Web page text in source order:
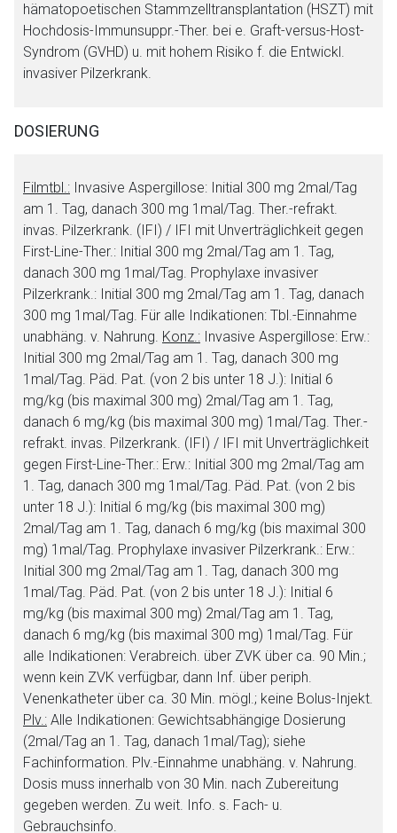
hämatopoetischen Stammzelltransplantation (HSZT) mit
Hochdosis-Immunsuppr.-Ther. bei e. Graft-versus-Host-
Syndrom (GVHD) u. mit hohem Risiko f. die Entwickl.
invasiver Pilzerkrank.
DOSIERUNG
Filmtbl.: Invasive Aspergillose: Initial 300 mg 2mal/Tag
am 1. Tag, danach 300 mg 1mal/Tag. Ther.-refrakt.
invas. Pilzerkrank. (IFI) / IFI mit Unverträglichkeit gegen
First-Line-Ther.: Initial 300 mg 2mal/Tag am 1. Tag,
danach 300 mg 1mal/Tag. Prophylaxe invasiver
Pilzerkrank.: Initial 300 mg 2mal/Tag am 1. Tag, danach
300 mg 1mal/Tag. Für alle Indikationen: Tbl.-Einnahme
unabhäng. v. Nahrung. Konz.: Invasive Aspergillose: Erw.:
Initial 300 mg 2mal/Tag am 1. Tag, danach 300 mg
1mal/Tag. Päd. Pat. (von 2 bis unter 18 J.): Initial 6
mg/kg (bis maximal 300 mg) 2mal/Tag am 1. Tag,
danach 6 mg/kg (bis maximal 300 mg) 1mal/Tag. Ther.-
refrakt. invas. Pilzerkrank. (IFI) / IFI mit Unverträglichkeit
gegen First-Line-Ther.: Erw.: Initial 300 mg 2mal/Tag am
1. Tag, danach 300 mg 1mal/Tag. Päd. Pat. (von 2 bis
unter 18 J.): Initial 6 mg/kg (bis maximal 300 mg)
2mal/Tag am 1. Tag, danach 6 mg/kg (bis maximal 300
mg) 1mal/Tag. Prophylaxe invasiver Pilzerkrank.: Erw.:
Initial 300 mg 2mal/Tag am 1. Tag, danach 300 mg
1mal/Tag. Päd. Pat. (von 2 bis unter 18 J.): Initial 6
mg/kg (bis maximal 300 mg) 2mal/Tag am 1. Tag,
danach 6 mg/kg (bis maximal 300 mg) 1mal/Tag. Für
alle Indikationen: Verabreich. über ZVK über ca. 90 Min.;
wenn kein ZVK verfügbar, dann Inf. über periph.
Venenkatheter über ca. 30 Min. mögl.; keine Bolus-Injekt.
Plv.: Alle Indikationen: Gewichtsabhängige Dosierung
(2mal/Tag an 1. Tag, danach 1mal/Tag); siehe
Fachinformation. Plv.-Einnahme unabhäng. v. Nahrung.
Dosis muss innerhalb von 30 Min. nach Zubereitung
gegeben werden. Zu weit. Info. s. Fach- u.
Gebrauchsinfo.